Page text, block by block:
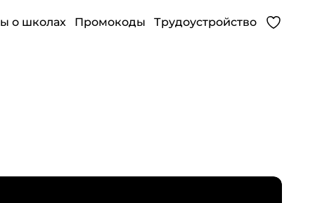
о школах Промокоды Трудоустройство